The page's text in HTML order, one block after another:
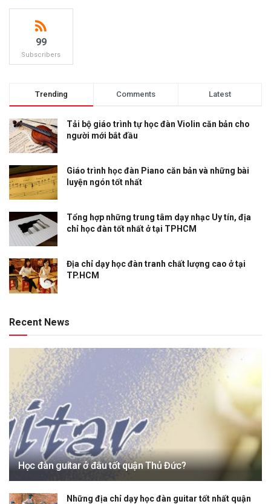
99
Subscribers
Trending Comments Latest
Tải bộ giáo trình tự học đàn Violin căn bản cho
người mới bắt đầu
Giáo trình học đàn Piano căn bản và những bài
luyện ngón tốt nhất
Tổng hợp những trung tâm dạy nhạc Uy tín, địa
chỉ học đàn tốt nhất ở tại TPHCM
Địa chỉ dạy học đàn tranh chất lượng cao ở tại
TP.HCM
Recent News
Học đàn guitar ở đâu tốt quận Thủ Đức?
Những địa chỉ dạy học đàn guitar tốt nhất quận